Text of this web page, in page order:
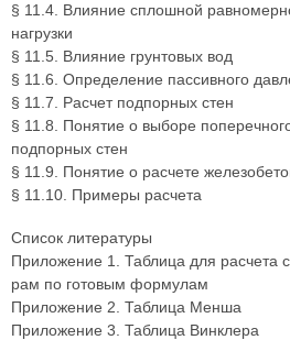
§ 11.4. Влияние сплошной
нагрузки
§ 11.5. Влияние грунтовых вод
§ 11.6. Определение пассивного
§ 11.7. Расчет подпорных стен
§ 11.8. Понятие о выборе
подпорных стен
§ 11.9. Понятие о расчете
§ 11.10. Примеры расчета
Список литературы
Приложение 1. Таблица для расчета
рам по готовым формулам
Приложение 2. Таблица Менша
Приложение 3. Таблица Винклера